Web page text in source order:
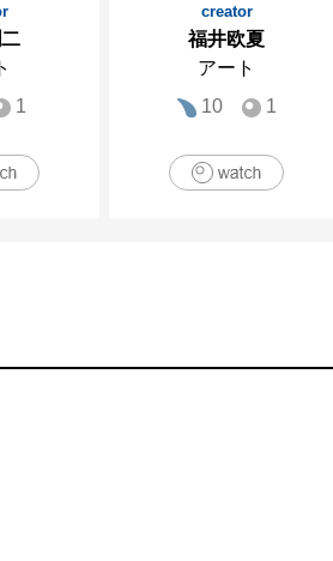
1
creator
福井欧夏
アート
10
1